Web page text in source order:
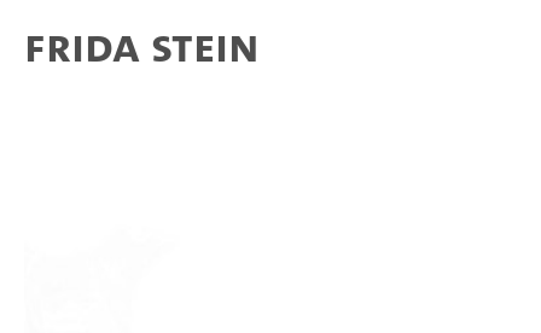
Frida Stein